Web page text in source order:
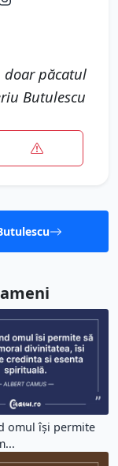
doar păcatul
Butulescu
omul își permite